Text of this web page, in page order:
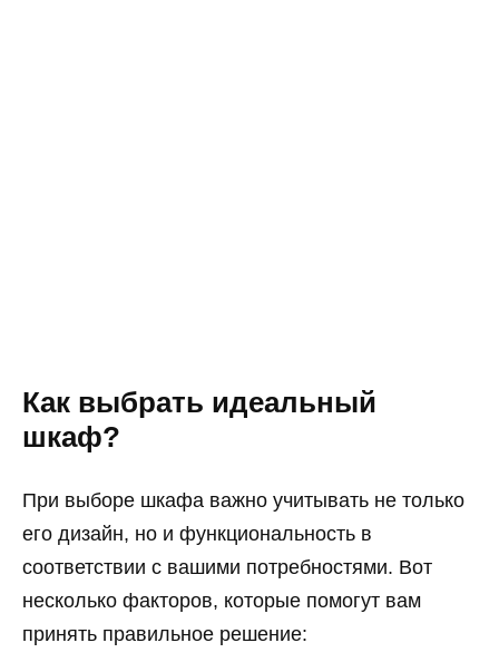
Как выбрать идеальный
шкаф?
При выборе шкафа важно учитывать не только
его дизайн, но и функциональность в
соответствии с вашими потребностями. Вот
несколько факторов, которые помогут вам
принять правильное решение: